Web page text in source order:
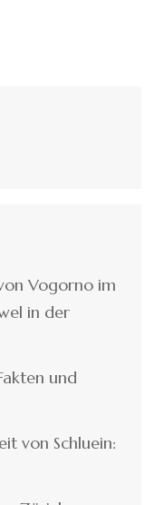
Vogorno im
in der
und
von Schluein: